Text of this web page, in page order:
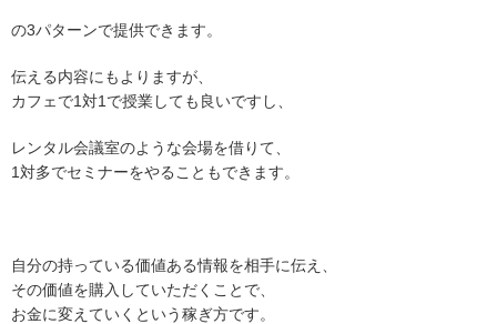
の3パターンで提供できます。
伝える内容にもよりますが、
カフェで1対1で授業しても良いですし、
レンタル会議室のような会場を借りて、
1対多でセミナーをやることもできます。
自分の持っている価値ある情報を相手に伝え、
その価値を購入していただくことで、
お金に変えていくという稼ぎ方です。